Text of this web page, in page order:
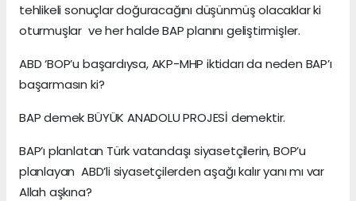
tehlikeli sonuçlar doğuracağını düşünmüş olacaklar ki
oturmuşlar ve her halde BAP planını geliştirmişler.
ABD ‘BOP’u başardıysa, AKP-MHP iktidarı da neden BAP’ı
başarmasın ki?
BAP demek BÜYÜK ANADOLU PROJESİ demektir.
BAP’ı planlatan Türk vatandaşı siyasetçilerin, BOP’u
planlayan ABD’li siyasetçilerden aşağı kalır yanı mı var
Allah aşkına?